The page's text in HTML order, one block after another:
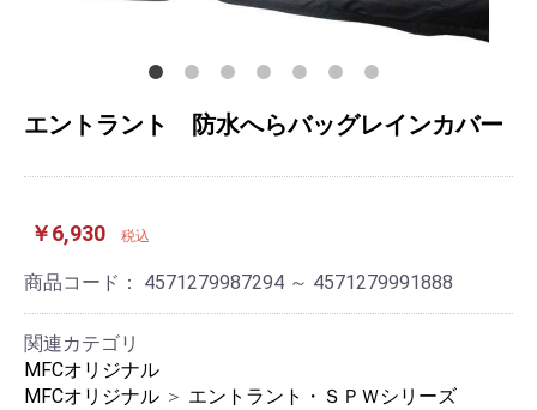
エントラント 防水へらバッグレインカバー
￥6,930 税込
商品コード： 4571279987294 ～ 4571279991888
関連カテゴリ
MFCオリジナル
MFCオリジナル ＞ エントラント・ＳＰＷシリーズ